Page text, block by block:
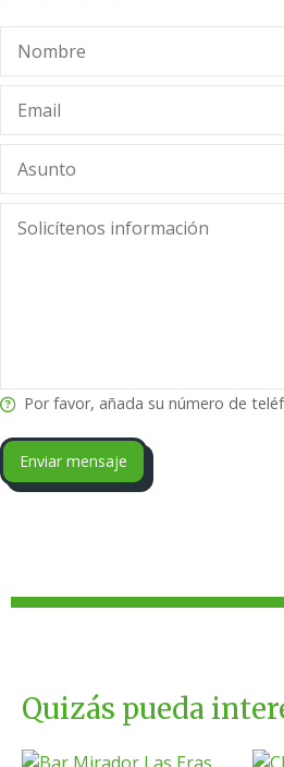
Por favor, añada su número de
Enviar mensaje
Quizás pueda